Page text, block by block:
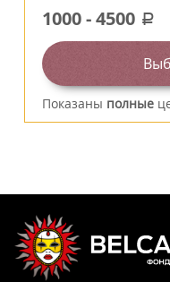
1000-4500 a
Показаны полные